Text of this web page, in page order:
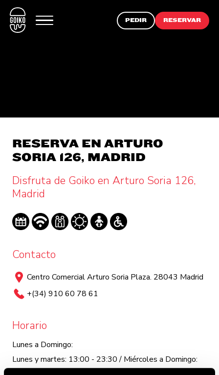
PEDIR RESERVAR
RESERVA EN ARTURO
SORIA 126, MADRID
Disfruta de Goiko en Arturo Soria 126,
Madrid
Contacto
Centro Comercial Arturo Soria Plaza. 28043 Madrid
+(34) 910 60 78 61
Horario
Lunes a Domingo:
Lunes y martes: 13:00 - 23:30 / Miércoles a Domingo: